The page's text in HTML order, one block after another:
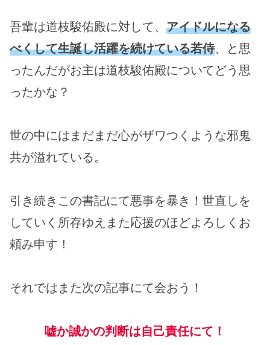
吾輩は道枝駿佑殿に対して、 アイドルになる
べくして生誕し活躍を続けている若侍、と思
ったんだがお主は道枝駿佑殿についてどう思
ったかな？
世の中にはまだまだ心がザワつくような邪鬼
共が溢れている。
引き続きこの書記にて悪事を暴き！世直しを
していく所存ゆえまた応援のほどよろしくお
頼み申す！
それではまた次の記事にて会おう！
嘘か誠かの判断は自己責任にて！